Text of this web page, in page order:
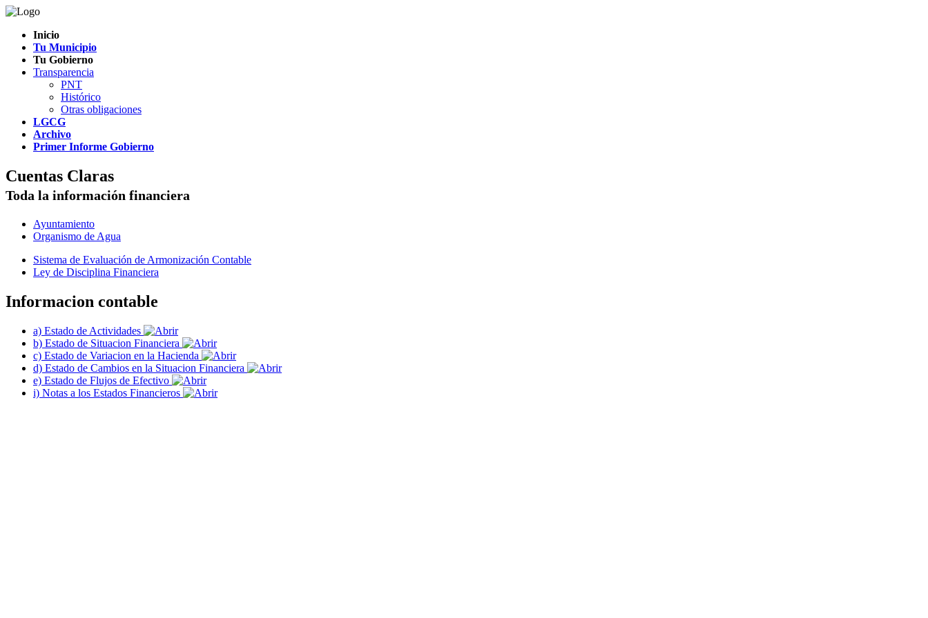
Inicio
Tu Municipio
Tu Gobierno
Transparencia
PNT
Histórico
Otras obligaciones
LGCG
Archivo
Primer Informe Gobierno
Cuentas Claras
Toda la información financiera
Ayuntamiento
Organismo de Agua
Sistema de Evaluación de Armonización Contable
Ley de Disciplina Financiera
Informacion contable
a) Estado de Actividades
b) Estado de Situacion Financiera
c) Estado de Variacion en la Hacienda
d) Estado de Cambios en la Situacion Financiera
e) Estado de Flujos de Efectivo
i) Notas a los Estados Financieros